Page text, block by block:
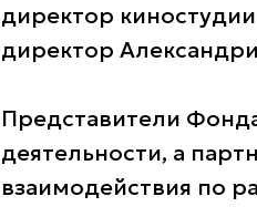
директор
директор
Представители
деятельности, а
взаимодействия по